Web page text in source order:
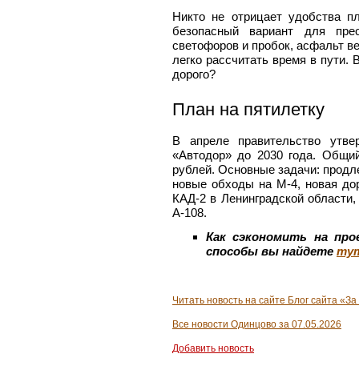
Никто не отрицает удобства
безопасный вариант для
светофоров и пробок, асфальт
легко рассчитать время в
дорого?
План на пятилетку
В апреле правительство
«Автодор» до 2030 года.
рублей. Основные задачи:
новые обходы на М‑4, новая
КАД‑2 в Ленинград­ской
А‑108.
Как сэкономить на
способы вы найдете
Читать новость на сайте Блог сайта
Все новости Одинцово за 07.05.2026
Добавить новость